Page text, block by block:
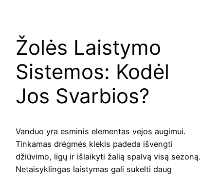
Žolės Laistymo
Sistemos: Kodėl
Jos Svarbios?
Vanduo yra esminis elementas vejos augimui.
Tinkamas drėgmės kiekis padeda išvengti
džiūvimo, ligų ir išlaikyti žalią spalvą visą sezoną.
Netaisyklingas laistymas gali sukelti daug